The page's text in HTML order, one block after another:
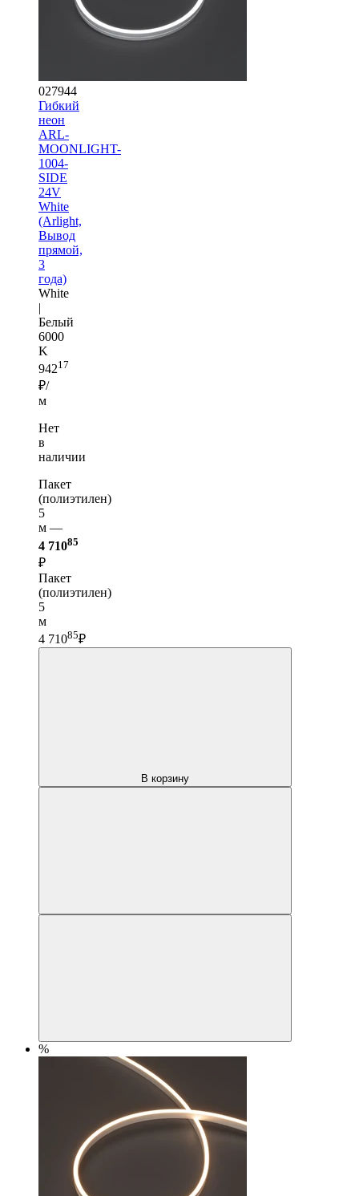
027944
Гибкий
неон
ARL-
MOONLIGHT-
1004-
SIDE
24V
White
(Arlight,
Вывод
прямой,
3
года)
White
|
Белый
6000
K
94217
₽/
м
Нет
в
наличии
Пакет
(полиэтилен)
5
м —
4 71085
₽
Пакет
(полиэтилен)
5
м
4 71085₽
В корзину
%